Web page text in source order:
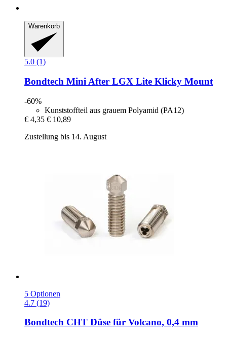
Warenkorb
5.0 (1)
Bondtech Mini After LGX Lite Klicky Mount
-60%
Kunststoffteil aus grauem Polyamid (PA12)
€ 4,35 € 10,89
Zustellung bis 14. August
5 Optionen
4.7 (19)
Bondtech CHT Düse für Volcano, 0,4 mm